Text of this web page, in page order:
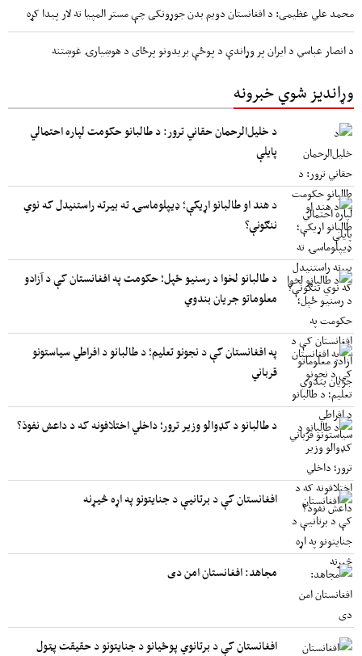
محمد علي عظیمی: د افغانستان دویم بدن جوړونکی چې مستر المپیا ته لار پیدا کړه
د انصار عباسي د ایران پر وړاندې د پوځې بریدونو پرځای د هوښیارۍ غوښتنه
وړاندیز شوي خبرونه
د خلیل‌الرحمان حقاني ترور: د طالبانو حکومت لپاره احتمالي
پایلې
د هند او طالبانو اړیکې؛ ډیپلوماسۍ ته بیرته راستنیدل که نوي
ننګونې؟
د طالبانو لخوا د رسنیو ځپل؛ حکومت په افغانستان کې د آزادو
معلوماتو جریان بندوي
په افغانستان کې د نجونو تعلیم؛ د طالبانو د افراطي سیاستونو
قرباني
د طالبانو د کډوالو وزیر ترور؛ داخلي اختلافونه که د داعش نفوذ؟
افغانستان کې د برتانیې د جنایتونو په اړه څیړنه
مجاهد: افغانستان امن دی
افغانستان کې د برتانوي پوځیانو د جنایتونو د حقیقت پټول